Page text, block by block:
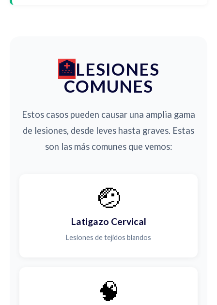
LESIONES
COMUNES
Estos casos pueden causar una amplia gama
de lesiones, desde leves hasta graves. Estas
son las más comunes que vemos:
🤕
Latigazo Cervical
Lesiones de tejidos blandos
🧠